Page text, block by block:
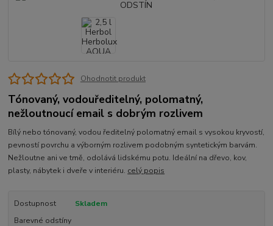
Ohodnotit produkt
Tónovaný, vodouředitelný, polomatný,
nežloutnoucí email s dobrým rozlivem
Bílý nebo tónovaný, vodou ředitelný polomatný email s vysokou kryvostí,
pevností povrchu a výborným rozlivem podobným syntetickým barvám.
Nežloutne ani ve tmě, odolává lidskému potu. Ideální na dřevo, kov,
plasty, nábytek i dveře v interiéru. celý popis
Dostupnost
Skladem
Barevné odstíny